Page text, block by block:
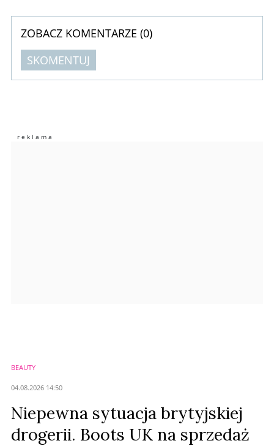
ZOBACZ KOMENTARZE (0)
SKOMENTUJ
Imię (Wymagane)
BEAUTY
04.08.2026 14:50
Niepewna sytuacja brytyjskiej
drogerii. Boots UK na sprzedaż